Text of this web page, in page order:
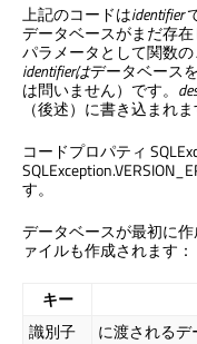
上記のコードはidentifier
データベースがまだ存
パラメータとして関数の
identifierはデータベース
は問いません）です。
（後述）に書き込まれ
コードプロパティ
す。
データベースが最初に
ァイルも作成されます：
キー
識別子
に渡されるデ